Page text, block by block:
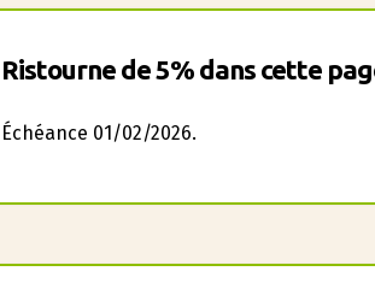
Ristourne de 5% dans cette
Échéance 01/02/2026.